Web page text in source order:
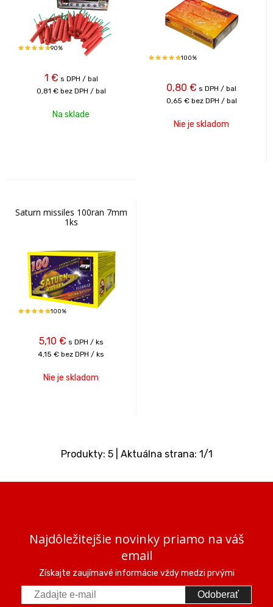
90%
1 € s DPH / bal
0,81 € bez DPH / bal
Na sklade
100%
0,80 € s DPH / bal
0,65 € bez DPH / bal
Nie je skladom
Saturn missiles 100ran 7mm
1ks
100%
5,10 € s DPH / ks
4,15 € bez DPH / ks
Nie je skladom
Produkty: 5| Aktuálna strana: 1/1
Najdôležitejšie novinky priamo na váš
email
Získajte zaujímavé informácie vždy medzi prvými
Odoberať